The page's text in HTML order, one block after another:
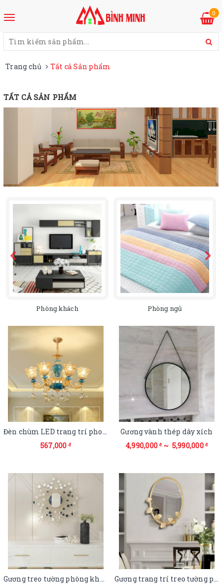
0
Trang chủ Tất cả Sản phẩm
TẤT CẢ SẢN PHẨM
Phòng khách Phòng ngủ
Đèn chùm LED trang trí phong cách châu Âu XTE 165
567,000 đ
Gương vành thép dây xích
4,990,000đ ~ 5,990,000 đ
Gương treo tường phòng khách nghệ thuật Hà Nội
Gương trang trí treo tường phòng khách